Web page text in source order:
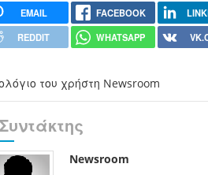
EMAIL FACEBOOK
REDDIT
WHATSAPP
του χρήστη Newsroom
Συντάκτης
Newsroom